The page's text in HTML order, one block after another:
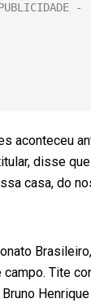
aconteceu
disse
casa, do
Tite